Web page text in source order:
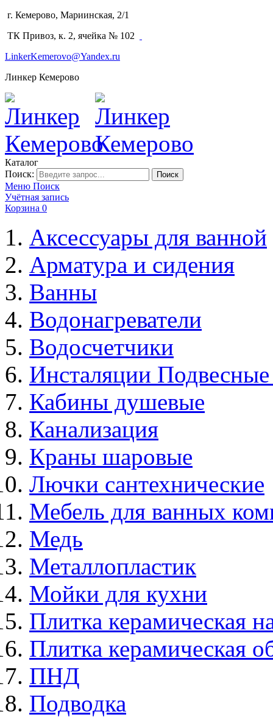
г. Кемерово, Мариинская, 2/1
ТК Привоз, к. 2, ячейка № 102
LinkerKemerovo@Yandex.ru
Линкер Кемерово
Каталог
Поиск:
Поиск
Меню Поиск
Учётная запись
Корзина 0
Аксессуары для ванной
Арматура и сидения
Ванны
Водонагреватели
Водосчетчики
Инсталяции
Кабины душевые
Канализация
Краны шаровые
Лючки сантехнические
Мебель для ванных
Медь
Металлопластик
Мойки для кухни
Плитка керамическая
Плитка керамическая
ПНД
Подводка